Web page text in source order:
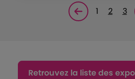
Page1 2 3
Retrouvez la liste des